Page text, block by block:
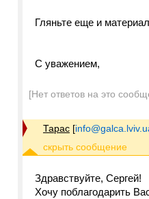
Гляньте еще и материал
С уважением,
[Нет ответов на это
Тарас [
Здравствуйте, Сергей!
Хочу поблагодарить